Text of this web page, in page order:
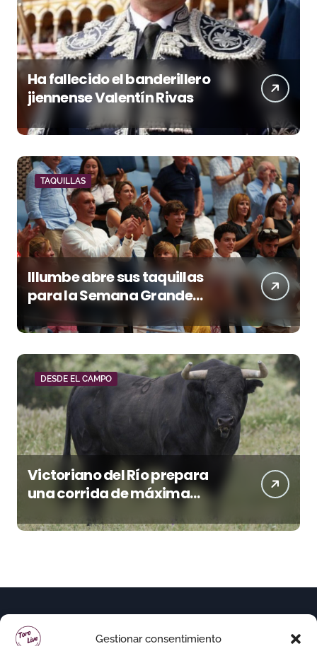
Gestionar consentimiento
Ha fallecido el banderillero
jiennense Valentín Rivas
TAQUILLAS
Illumbe abre sus taquillas
para la Semana Grande
Donostiarra
DESDE EL CAMPO
Victoriano del Río prepara
una corrida de máxima
seriedad para Ciudad Real
(En Vídeo)